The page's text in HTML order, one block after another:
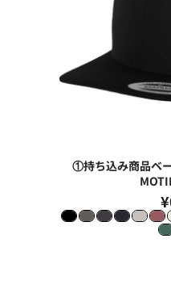
①持ち込み商品ベ
カート：0点